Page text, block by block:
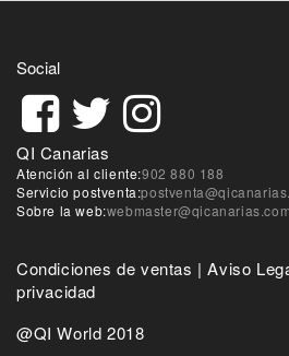
Social
QI Canarias
Atención al cliente:902 880 188
Servicio postventa:
Sobre la web:webmaster@qicanarias.com
Condiciones de ventas |Aviso
privacidad
@QI World 2018